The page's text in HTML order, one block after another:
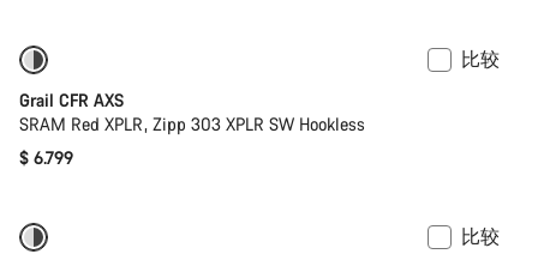
比较
Grail CFR AXS
SRAM Red XPLR, Zipp 303 XPLR SW Hookless
$ 6.799
比较